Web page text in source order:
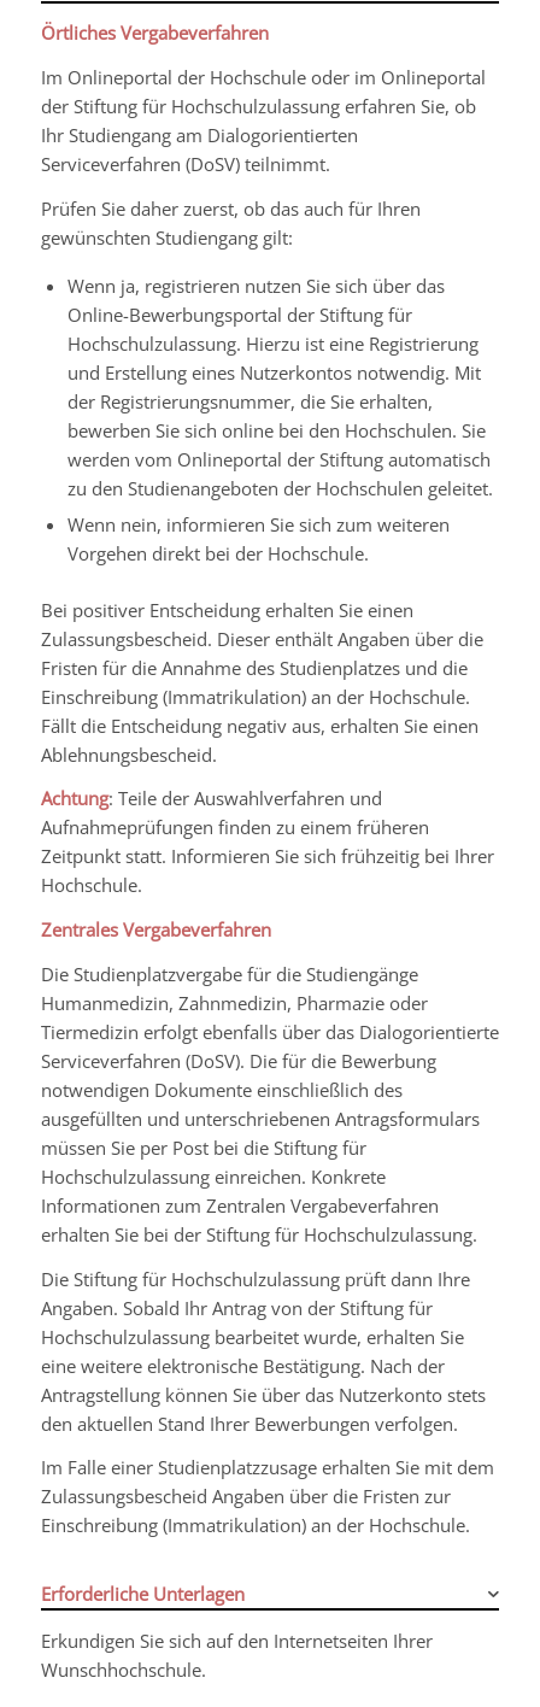
Örtliches Vergabeverfahren
Im Onlineportal der Hochschule oder im Onlineportal
der Stiftung für Hochschulzulassung erfahren Sie, ob
Ihr Studiengang am Dialogorientierten
Serviceverfahren (DoSV) teilnimmt.
Prüfen Sie daher zuerst, ob das auch für Ihren
gewünschten Studiengang gilt:
Wenn ja, registrieren nutzen Sie sich über das
Online-Bewerbungsportal der Stiftung für
Hochschulzulassung. Hierzu ist eine Registrierung
und Erstellung eines Nutzerkontos notwendig. Mit
der Registrierungsnummer, die Sie erhalten,
bewerben Sie sich online bei den Hochschulen. Sie
werden vom Onlineportal der Stiftung automatisch
zu den Studienangeboten der Hochschulen geleitet.
Wenn nein, informieren Sie sich zum weiteren
Vorgehen direkt bei der Hochschule.
Bei positiver Entscheidung erhalten Sie einen
Zulassungsbescheid. Dieser enthält Angaben über die
Fristen für die Annahme des Studienplatzes und die
Einschreibung (Immatrikulation) an der Hochschule.
Fällt die Entscheidung negativ aus, erhalten Sie einen
Ablehnungsbescheid.
Achtung: Teile der Auswahlverfahren und
Aufnahmeprüfungen finden zu einem früheren
Zeitpunkt statt. Informieren Sie sich frühzeitig bei Ihrer
Hochschule.
Zentrales Vergabeverfahren
Die Studienplatzvergabe für die Studiengänge
Humanmedizin, Zahnmedizin, Pharmazie oder
Tiermedizin erfolgt ebenfalls über das Dialogorientierte
Serviceverfahren (DoSV). Die für die Bewerbung
notwendigen Dokumente einschließlich des
ausgefüllten und unterschriebenen Antragsformulars
müssen Sie per Post bei die Stiftung für
Hochschulzulassung einreichen. Konkrete
Informationen zum Zentralen Vergabeverfahren
erhalten Sie bei der Stiftung für Hochschulzulassung.
Die Stiftung für Hochschulzulassung prüft dann Ihre
Angaben. Sobald Ihr Antrag von der Stiftung für
Hochschulzulassung bearbeitet wurde, erhalten Sie
eine weitere elektronische Bestätigung. Nach der
Antragstellung können Sie über das Nutzerkonto stets
den aktuellen Stand Ihrer Bewerbungen verfolgen.
Im Falle einer Studienplatzzusage erhalten Sie mit dem
Zulassungsbescheid Angaben über die Fristen zur
Einschreibung (Immatrikulation) an der Hochschule.
Erforderliche Unterlagen
Erkundigen Sie sich auf den Internetseiten Ihrer
Wunschhochschule.